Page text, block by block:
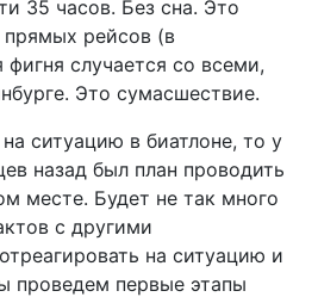
35 часов. Без сна. Это
прямых рейсов (в
случается со всеми,
Это сумасшествие.
ситуацию в биатлоне, то у
назад был план проводить
месте. Будет не так много
с другими
на ситуацию и
проведем первые этапы